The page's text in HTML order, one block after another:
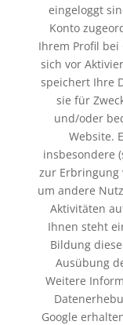
eingeloggt
Konto
Ihrem Profil bei
sich vor
speichert Ihre
sie für
und/oder
Website.
insbesondere
zur Erbringung
um andere
Aktivitäten
Ihnen steht
Bildung
Ausübung
Weitere
Google